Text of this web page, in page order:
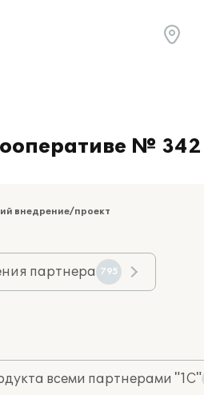
№ 342
внедрение/проект
партнера 795
всеми партнерами "1С"